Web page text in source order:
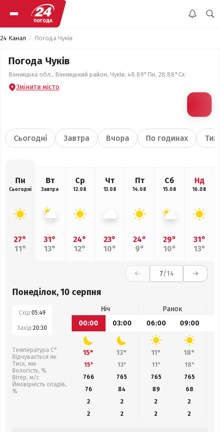
24 Канал Погода Чуків
Погода Чуків
Вінницька обл., Вінницький район, Чуків, 48.89°Пн, 28.88°Сх
Змінити місто
Сьогодні Завтра Вчора По годинах
Пн
Сьогодні
27°
11°
Вт
Завтра
31°
13°
Ср
12.08
24°
12°
Чт
13.08
23°
10°
Пт
14.08
24°
9°
Сб
15.08
29°
10°
Нд
16.08
31°
13°
7/14
Понеділок, 10 серпня
Схід:05:49
Захід:20:30
Температура С°
Відчувається як
Тиск, мм
Вологість, %
Вітер, м/с
Ймовірність опадів,
%
Ніч
Ранок
00:00
03:00 06:00 09:00
15° 13° 11° 18°
15° 13° 11° 18°
766
765 765 765
76
84 89 68
2
2 2
2
2
2 2 2